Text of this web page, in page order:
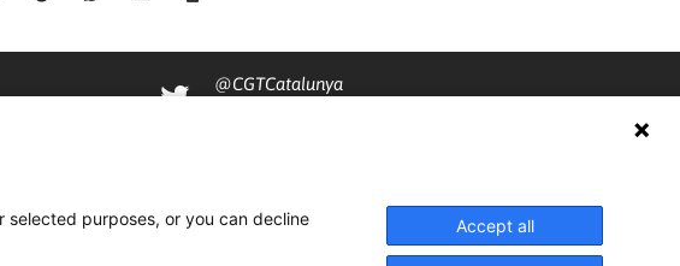
@CGTCatalunya
cgtcatalunya
purposes, or you can decline
Accept all